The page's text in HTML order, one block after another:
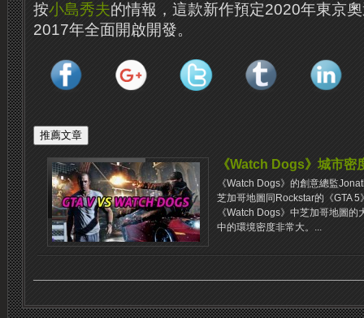
按小島秀夫的情報，這款新作預定2020年東京
2017年全面開啟開發。
《Watch Dogs》城市密
《Watch Dogs》的創意總監
芝加哥地圖同Rockstar的《GTA
《Watch Dogs》中芝加哥地圖
中的環境密度非常大。...